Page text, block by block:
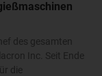
des gesamten
Inc. Seit Ende
die